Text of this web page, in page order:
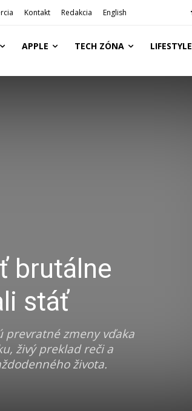
Kontakt Redakcia English
APPLE TECH ZÓNA LIFESTYLE
brutálne
stáť
prevratné zmeny vďaka
živý preklad reči a
života.​